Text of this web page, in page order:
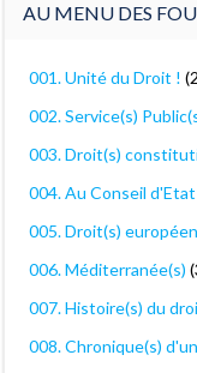
AU MENU DES
001. Unité du Droit !
002. Service(s)
003. Droit(s)
004. Au Conseil d'Etat
005. Droit(s)
006. Méditerranée(s)
007. Histoire(s) du
008. Chronique(s)